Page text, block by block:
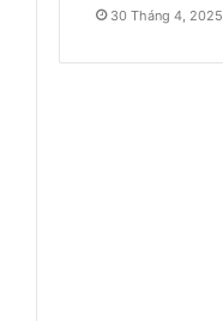
30 Tháng 4, 2025